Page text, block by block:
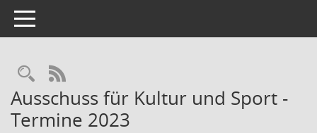
Toggle navigation
RSS-Feed
Ausschuss für Kultur und Sport -
Termine 2023